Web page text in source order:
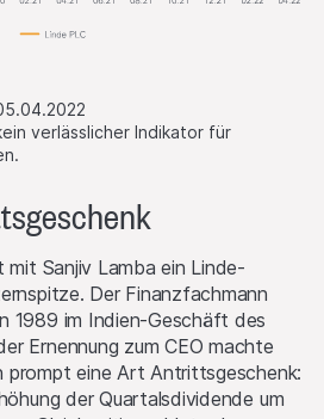
verlässlicher Indikator für
Sanjiv Lamba ein Linde-
Der Finanzfachmann
1989 im Indien-Geschäft des
Ernennung zum CEO machte
prompt eine Art Antrittsgeschenk:
der Quartalsdividende um